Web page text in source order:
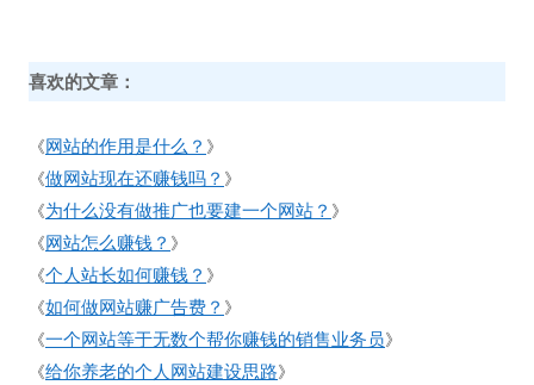
喜欢的文章：
《网站的作用是什么？ 》
《做网站现在还赚钱吗？ 》
《为什么没有做推广也要建一个网站？ 》
《网站怎么赚钱？ 》
《个人站长如何赚钱？ 》
《如何做网站赚广告费？ 》
《一个网站等于无数个帮你赚钱的销售业务员》
《给你养老的个人网站建设思路》